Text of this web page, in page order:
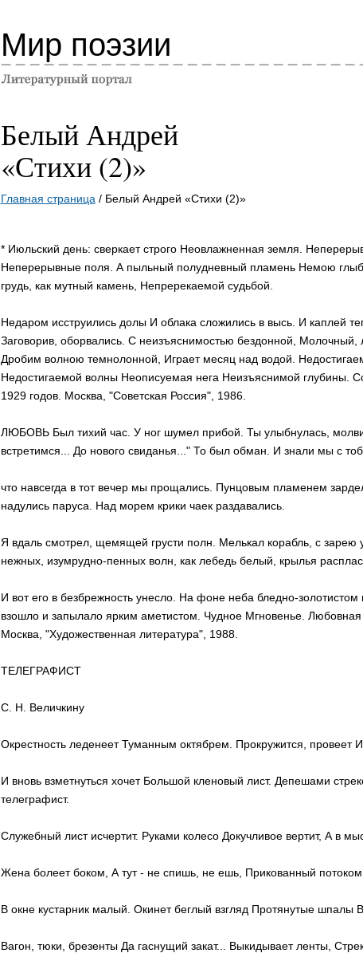
Мир поэзии
Белый Андрей
«Стихи (2)»
Главная страница / Белый Андрей «Стихи (2)»
* Июльский день: сверкает строго Неовлажненная земля.
Неперерывные поля. А пыльный полудневный пламень Немою
грудь, как мутный камень, Непререкаемой судьбой.
Недаром исструились долы И облака сложились в высь. И каплей
Заговорив, оборвались. С неизъяснимостью бездонной, Молочный,
Дробим волною темнолонной, Играет месяц над водой.
Недостигаемой волны Неописуемая нега Неизъяснимой глубины.
1929 годов. Москва, "Советская Россия", 1986.
ЛЮБОВЬ Был тихий час. У ног шумел прибой. Ты улыбнулась,
встретимся... До нового свиданья..." То был обман. И знали мы с
что навсегда в тот вечер мы прощались. Пунцовым пламенем
надулись паруса. Над морем крики чаек раздавались.
Я вдаль смотрел, щемящей грусти полн. Мелькал корабль, с зарею
нежных, изумрудно-пенных волн, как лебедь белый, крылья
И вот его в безбрежность унесло. На фоне неба бледно-золотистом
взошло и запылало ярким аметистом. Чудное Мгновенье. Любовная
Москва, "Художественная литература", 1988.
ТЕЛЕГРАФИСТ
С. Н. Величкину
Окрестность леденеет Туманным октябрем. Прокружится, провеет
И вновь взметнуться хочет Большой кленовый лист. Депешами
телеграфист.
Служебный лист исчертит. Руками колесо Докучливое вертит, А в
Жена болеет боком, А тут - не спишь, не ешь, Прикованный
В окне кустарник малый. Окинет беглый взгляд Протянутые шпалы
Вагон, тюки, брезенты Да гаснущий закат... Выкидывает ленты,